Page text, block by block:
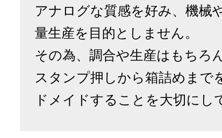
アナログな質感を好み、機械
量生産を目的としません。
その為、調合や生産はもちろ
スタンプ押しから箱詰めまで
ドメイドすることを大切にし